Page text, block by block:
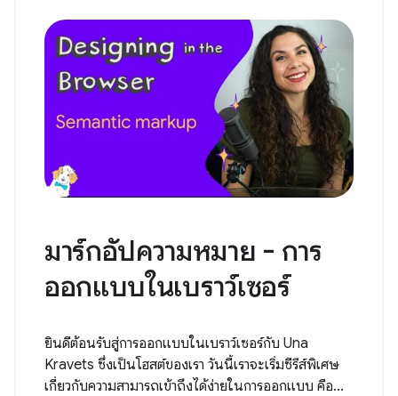
มาร์กอัปความหมาย - การ
ออกแบบในเบราว์เซอร์
ยินดีต้อนรับสู่การออกแบบในเบราว์เซอร์กับ Una
Kravets ซึ่งเป็นโฮสต์ของเรา วันนี้เราจะเริ่มซีรีส์พิเศษ
เกี่ยวกับความสามารถเข้าถึงได้ง่ายในการออกแบบ คือ...